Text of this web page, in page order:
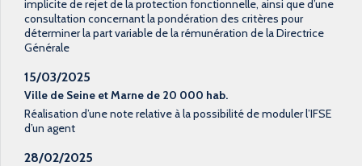
implicite de rejet de la protection fonctionnelle, ainsi que d’une
consultation concernant la pondération des critères pour
déterminer la part variable de la rémunération de la Directrice
Générale
15/03/2025
Ville de Seine et Marne de 20 000 hab.
Réalisation d’une note relative à la possibilité de moduler l’IFSE
d’un agent
28/02/2025